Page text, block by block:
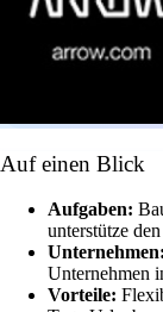
Auf einen Blick
Aufgaben:
unterstütze
Unternehmen:
Unternehmen
Vorteile: